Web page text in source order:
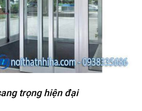
trọng hiện đại